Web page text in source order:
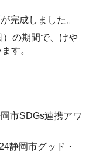
が完成しました。
の期間で、けや
す。
市SDGs連携アワ
静岡市グッド・